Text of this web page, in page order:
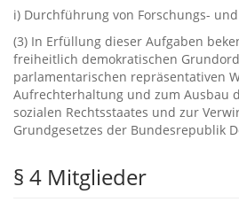
i‭) ‬Durchführung von Forschungs-‭
‭(‬3‭) ‬In Erfüllung dieser Aufgaben
freiheitlich demokratischen
parlamentarischen repräsentativen
Aufrechterhaltung und zum Ausbau
sozialen Rechtsstaates und zur
Grundgesetzes der Bundesrepublik
§ ‬4‭ ‬Mitglieder